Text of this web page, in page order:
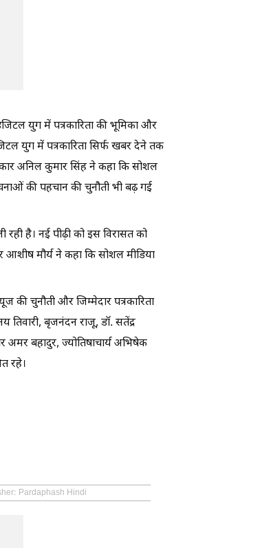
युग में पत्रकारिता की भूमिका और
युग में पत्रकारिता सिर्फ खबर देने तक
अनिल कुमार सिंह ने कहा कि सोशल
की पहचान की चुनौती भी बढ़ गई
रही है। नई पीढ़ी को इस विरासत को
आशीष मौर्य ने कहा कि सोशल मीडिया
की चुनौती और जिम्मेदार पत्रकारिता
तिवारी, बृजनंदन राजू, डॉ. सतेंद्र
अमर बहादुर, ज्योतिषाचार्य अभिषेक
रहे।
Pardaphash Hindi